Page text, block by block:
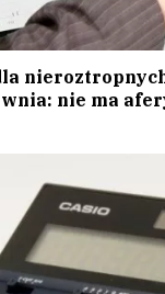
nie ma